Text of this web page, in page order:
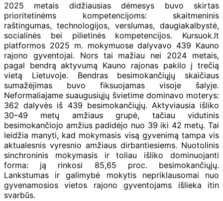
2025 metais didžiausias dėmesys buvo skirtas
prioritetinėms kompetencijoms: skaitmeninis
raštingumas, technologijos, verslumas, daugiakalbystė,
socialinės bei pilietinės kompetencijos. Kursuok.lt
platformos 2025 m. mokymuose dalyvavo 439 Kauno
rajono gyventojai. Nors tai mažiau nei 2024 metais,
pagal bendrą aktyvumą Kauno rajonas pakilo į trečią
vietą Lietuvoje. Bendras besimokančiųjų skaičiaus
sumažėjimas buvo fiksuojamas visoje šalyje.
Neformaliajame suaugusiųjų švietime dominavo moterys:
362 dalyvės iš 439 besimokančiųjų. Aktyviausia išliko
30–49 metų amžiaus grupė, tačiau vidutinis
besimokančiojo amžius padidėjo nuo 39 iki 42 metų. Tai
leidžia manyti, kad mokymasis visą gyvenimą tampa vis
aktualesnis vyresnio amžiaus dirbantiesiems. Nuotolinis
sinchroninis mokymasis ir toliau išliko dominuojanti
forma: ją rinkosi 85,65 proc. besimokančiųjų.
Lankstumas ir galimybė mokytis nepriklausomai nuo
gyvenamosios vietos rajono gyventojams išlieka itin
svarbūs.